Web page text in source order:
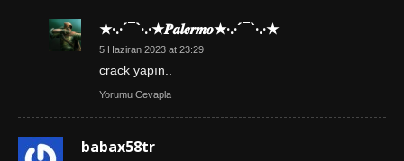
★·.·´¯`·.·★𝑷𝒂𝒍𝒆𝒓𝒎𝒐★·.·´¯`·.·★
5 Haziran 2023 at 23:29
crack yapın..
Yorumu Cevapla
babax58tr